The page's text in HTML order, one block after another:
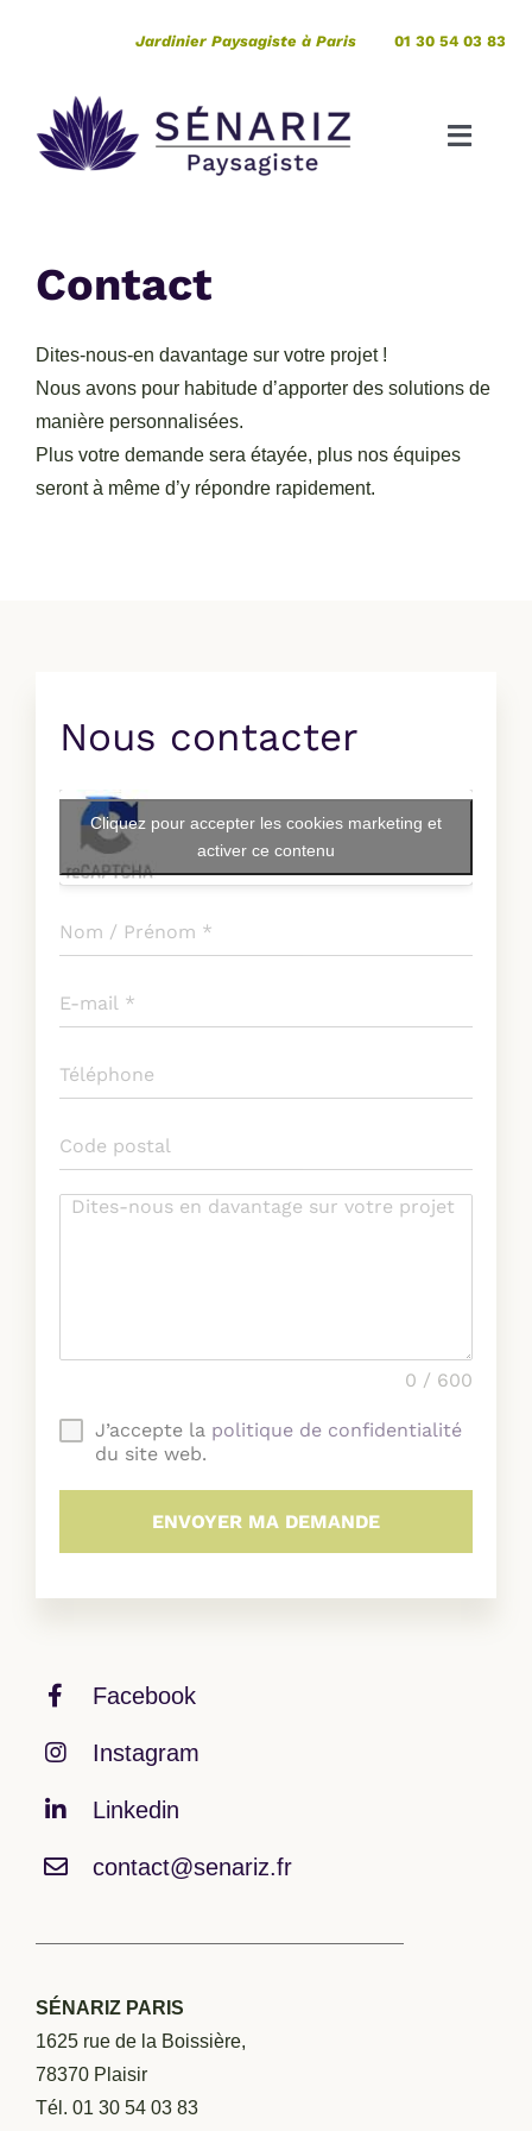
Jardinier Paysagiste à Paris 01 30 54 03 83
Toggle
Entretien
Pépinière
Votre projet de A à Z
Contact
Dites-nous-en davantage sur votre projet !
Nous avons pour habitude d’apporter des solutions de
manière personnalisées.
Plus votre demande sera étayée, plus nos équipes
seront à même d’y répondre rapidement.
Nous contacter
Cliquez pour accepter les cookies marketing et
activer ce contenu
0 / 600
J’accepte la politique de confidentialité
du site web.
ENVOYER MA DEMANDE
Facebook
Instagram
Linkedin
contact@senariz.fr
SÉNARIZ PARIS
1625 rue de la Boissière,
78370 Plaisir
Tél. 01 30 54 03 83